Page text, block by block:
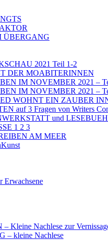
ÜBERGANG
2021 Teil 1-2
DER MOABITERINNEN
IM NOVEMBER 2021 –
IM NOVEMBER 2021 –
WOHNT EIN ZAUBER
auf 3 Fragen von Writers
und
1 2 3
AM MEER
Erwachsene
Nachlese zur
– kleine Nachlese